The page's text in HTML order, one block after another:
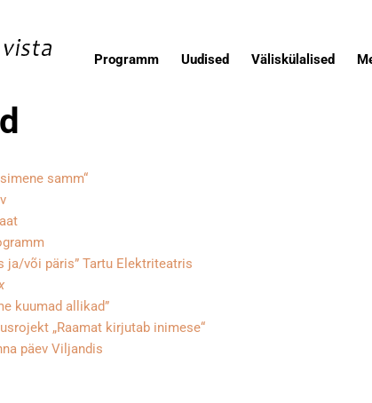
Programm Uudised Väliskülalised
samm“
ja/või päris” Tartu Elektriteatris
kuumad allikad”
„Raamat kirjutab inimese“
päev Viljandis